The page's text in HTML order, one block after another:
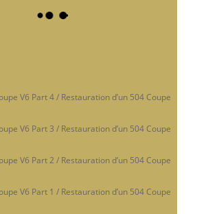
V6 Part 4 / Restauration d’un 504 Coupe
V6 Part 3 / Restauration d’un 504 Coupe
V6 Part 2 / Restauration d’un 504 Coupe
V6 Part 1 / Restauration d’un 504 Coupe